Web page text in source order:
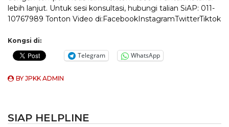
lebih lanjut. Untuk sesi konsultasi, hubungi talian SiAP: 011-
10767989 Tonton Video di:FacebookInstagramTwitterTiktok
Kongsi di:
Telegram WhatsApp
BYJPKK ADMIN
SIAP HELPLINE